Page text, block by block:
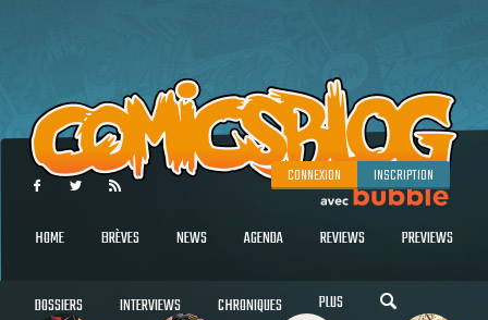
CONNEXION INSCRIPTION
HOME BRÈVES NEWS AGENDA REVIEWS PREVIEWS
DOSSIERS INTERVIEWS CHRONIQUES PLUS